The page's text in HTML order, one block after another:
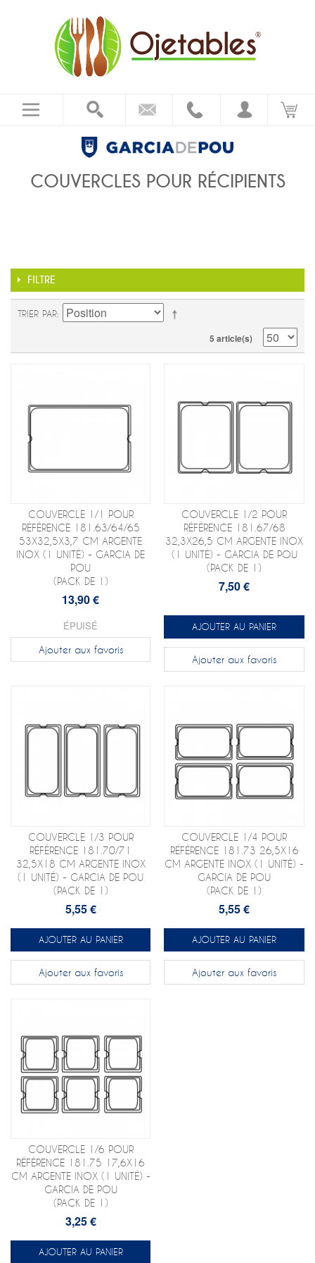
COUVERCLES POUR RÉCIPIENTS
FILTRE
TRIER PAR
5 article(s)
COUVERCLE 1/1 POUR
RÉFÉRENCE 181.63/64/65
53X32,5X3,7 CM ARGENTE
INOX (1 UNITÉ) - GARCIA DE
POU
(PACK DE 1)
13,90 €
ÉPUISÉ
Ajouter aux favoris
COUVERCLE 1/2 POUR
RÉFÉRENCE 181.67/68
32,3X26,5 CM ARGENTE INOX
(1 UNITÉ) - GARCIA DE POU
(PACK DE 1)
7,50 €
AJOUTER AU PANIER
Ajouter aux favoris
COUVERCLE 1/3 POUR
RÉFÉRENCE 181.70/71
32,5X18 CM ARGENTE INOX
(1 UNITÉ) - GARCIA DE POU
(PACK DE 1)
5,55 €
AJOUTER AU PANIER
Ajouter aux favoris
COUVERCLE 1/4 POUR
RÉFÉRENCE 181.73 26,5X16
CM ARGENTE INOX (1 UNITÉ) -
GARCIA DE POU
(PACK DE 1)
5,55 €
AJOUTER AU PANIER
Ajouter aux favoris
COUVERCLE 1/6 POUR
RÉFÉRENCE 181.75 17,6X16
CM ARGENTE INOX (1 UNITÉ) -
GARCIA DE POU
(PACK DE 1)
3,25 €
AJOUTER AU PANIER